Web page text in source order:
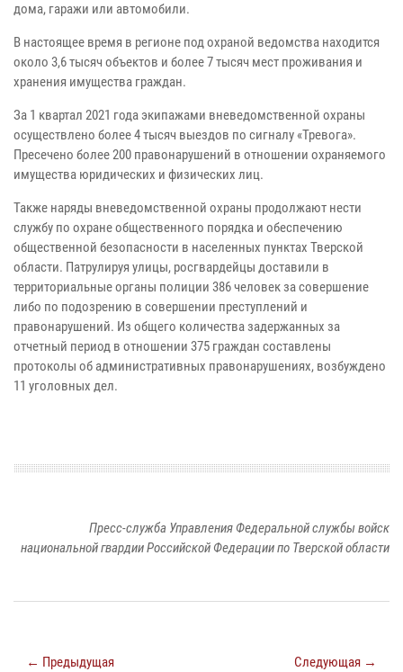
дома, гаражи или автомобили.
В настоящее время в регионе под охраной ведомства находится
около 3,6 тысяч объектов и более 7 тысяч мест проживания и
хранения имущества граждан.
За 1 квартал 2021 года экипажами вневедомственной охраны
осуществлено более 4 тысяч выездов по сигналу «Тревога».
Пресечено более 200 правонарушений в отношении охраняемого
имущества юридических и физических лиц.
Также наряды вневедомственной охраны продолжают нести
службу по охране общественного порядка и обеспечению
общественной безопасности в населенных пунктах Тверской
области. Патрулируя улицы, росгвардейцы доставили в
территориальные органы полиции 386 человек за совершение
либо по подозрению в совершении преступлений и
правонарушений. Из общего количества задержанных за
отчетный период в отношении 375 граждан составлены
протоколы об административных правонарушениях, возбуждено
11 уголовных дел.
Пресс-служба Управления Федеральной службы войск
национальной гвардии Российской Федерации по Тверской области
← Предыдущая Следующая →